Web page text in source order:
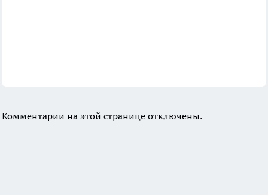
Комментарии на этой странице отключены.